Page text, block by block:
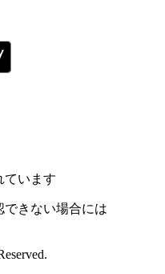
ています
できない場合には